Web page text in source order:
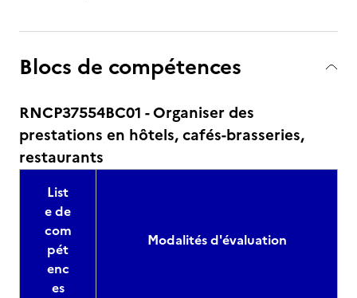
Blocs de compétences
RNCP37554BC01 - Organiser des
prestations en hôtels, cafés-brasseries,
restaurants
List
e de
com
pét
enc
es
Modalités d'évaluation